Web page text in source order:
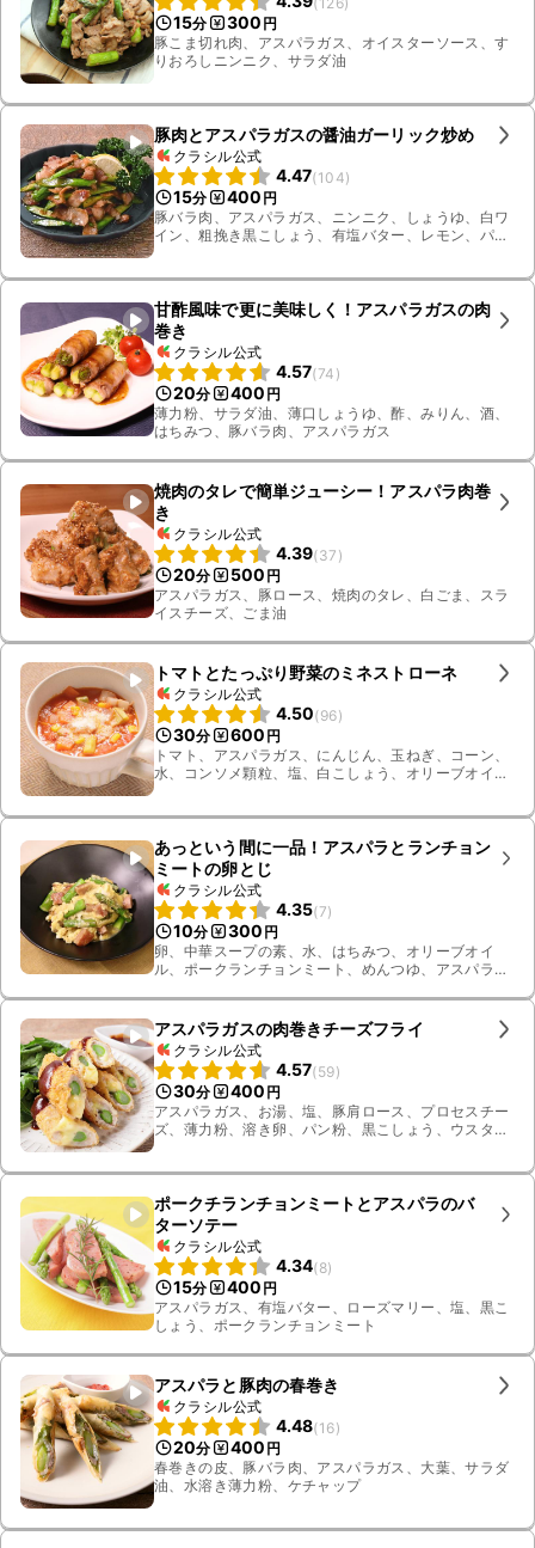
15分 300 円
豚こま切れ肉、アスパラガス、オイスターソース、す
りおろしニンニク、サラダ油
豚肉とアスパラガスの醤油ガーリック炒め
クラシル公式
4.47(104)
15分 400 円
豚バラ肉、アスパラガス、ニンニク、しょうゆ、白ワ
イン、粗挽き黒こしょう、有塩バター、レモン、パセ
甘酢風味で更に美味しく！アスパラガスの肉
巻き
クラシル公式
4.57(74 )
20分 400 円
薄力粉、サラダ油、薄口しょうゆ、酢、みりん、酒、
はちみつ、豚バラ肉、アスパラガス
焼肉のタレで簡単ジューシー！アスパラ肉巻
き
クラシル公式
4.39(37 )
20分 500 円
アスパラガス、豚ロース、焼肉のタレ、白ごま、スラ
イスチーズ、ごま油
トマトとたっぷり野菜のミネストローネ
クラシル公式
4.50(96)
30分 600 円
トマト、アスパラガス、にんじん、玉ねぎ、コーン、
水、コンソメ顆粒、塩、白こしょう、オリーブオイ
あっという間に一品！アスパラとランチョン
ミートの卵とじ
クラシル公式
4.35(7)
10分 300 円
卵、中華スープの素、水、はちみつ、オリーブオイ
ル、ポークランチョンミート、めんつゆ、アスパラガ
アスパラガスの肉巻きチーズフライ
クラシル公式
4.57(59)
30分 400 円
アスパラガス、お湯、塩、豚肩ロース、プロセスチー
ズ、薄力粉、溶き卵、パン粉、黒こしょう、ウスター
ポークチランチョンミートとアスパラのバ
ターソテー
クラシル公式
4.34(8)
15分 400 円
アスパラガス、有塩バター、ローズマリー、塩、黒こ
しょう、ポークランチョンミート
アスパラと豚肉の春巻き
クラシル公式
4.48(16)
20分 400 円
春巻きの皮、豚バラ肉、アスパラガス、大葉、サラダ
油、水溶き薄力粉、ケチャップ